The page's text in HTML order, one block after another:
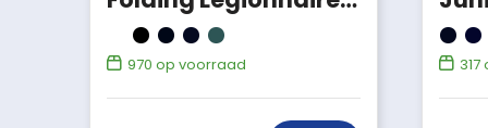
970 op voorraad 317